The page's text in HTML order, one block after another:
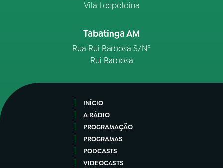
Vila Leopoldina
Tabatinga AM
Rua Rui Barbosa S/Nº
Rui Barbosa
INÍCIO
A RÁDIO
PROGRAMAÇÃO
PROGRAMAS
PODCASTS
VIDEOCASTS